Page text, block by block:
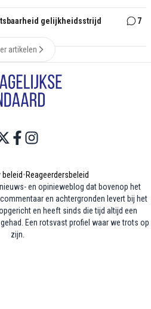
gelijkheidsstrijd 7
artikelen
beleid•Reageerdersbeleid
en opinieweblog dat bovenop het
en achtergronden levert bij het
en heeft sinds die tijd altijd een
Een rotsvast profiel waar we trots op
zijn.